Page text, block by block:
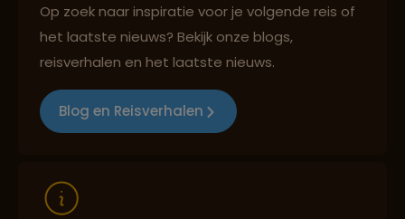
Reizen met oog voor mens, cultuur en milieu
Op zoek naar inspiratie voor je volgende reis of
het laatste nieuws? Bekijk onze blogs,
reisverhalen en het laatste nieuws.
Blog en Reisverhalen